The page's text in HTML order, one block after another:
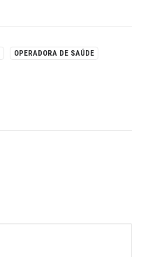
OPERADORA DE SAÚDE